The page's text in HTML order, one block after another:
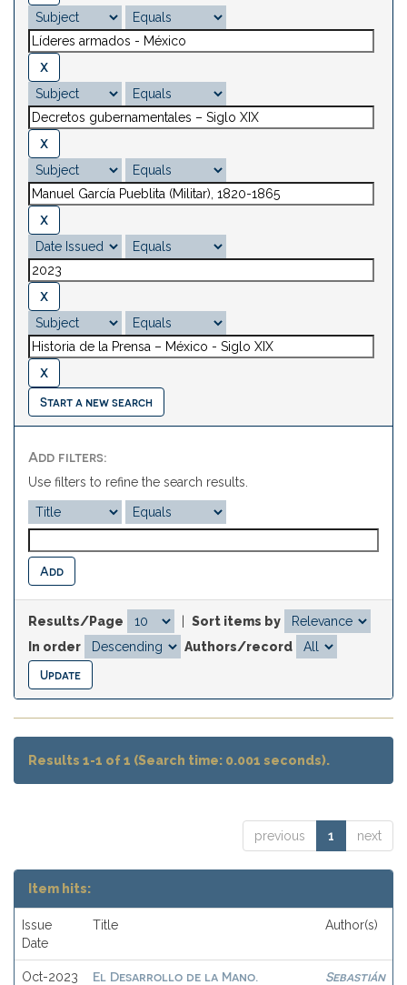
Start a new search
Add filters:
Use filters to refine the search results.
Results/Page
Sort items by
In order
Authors/record
Results 1-1 of 1 (Search time: 0.001 seconds).
previous 1 next
Item hits:
Issue
Date
Title Author(s)
Oct-2023
El Desarrollo de la Mano.
Sebastián